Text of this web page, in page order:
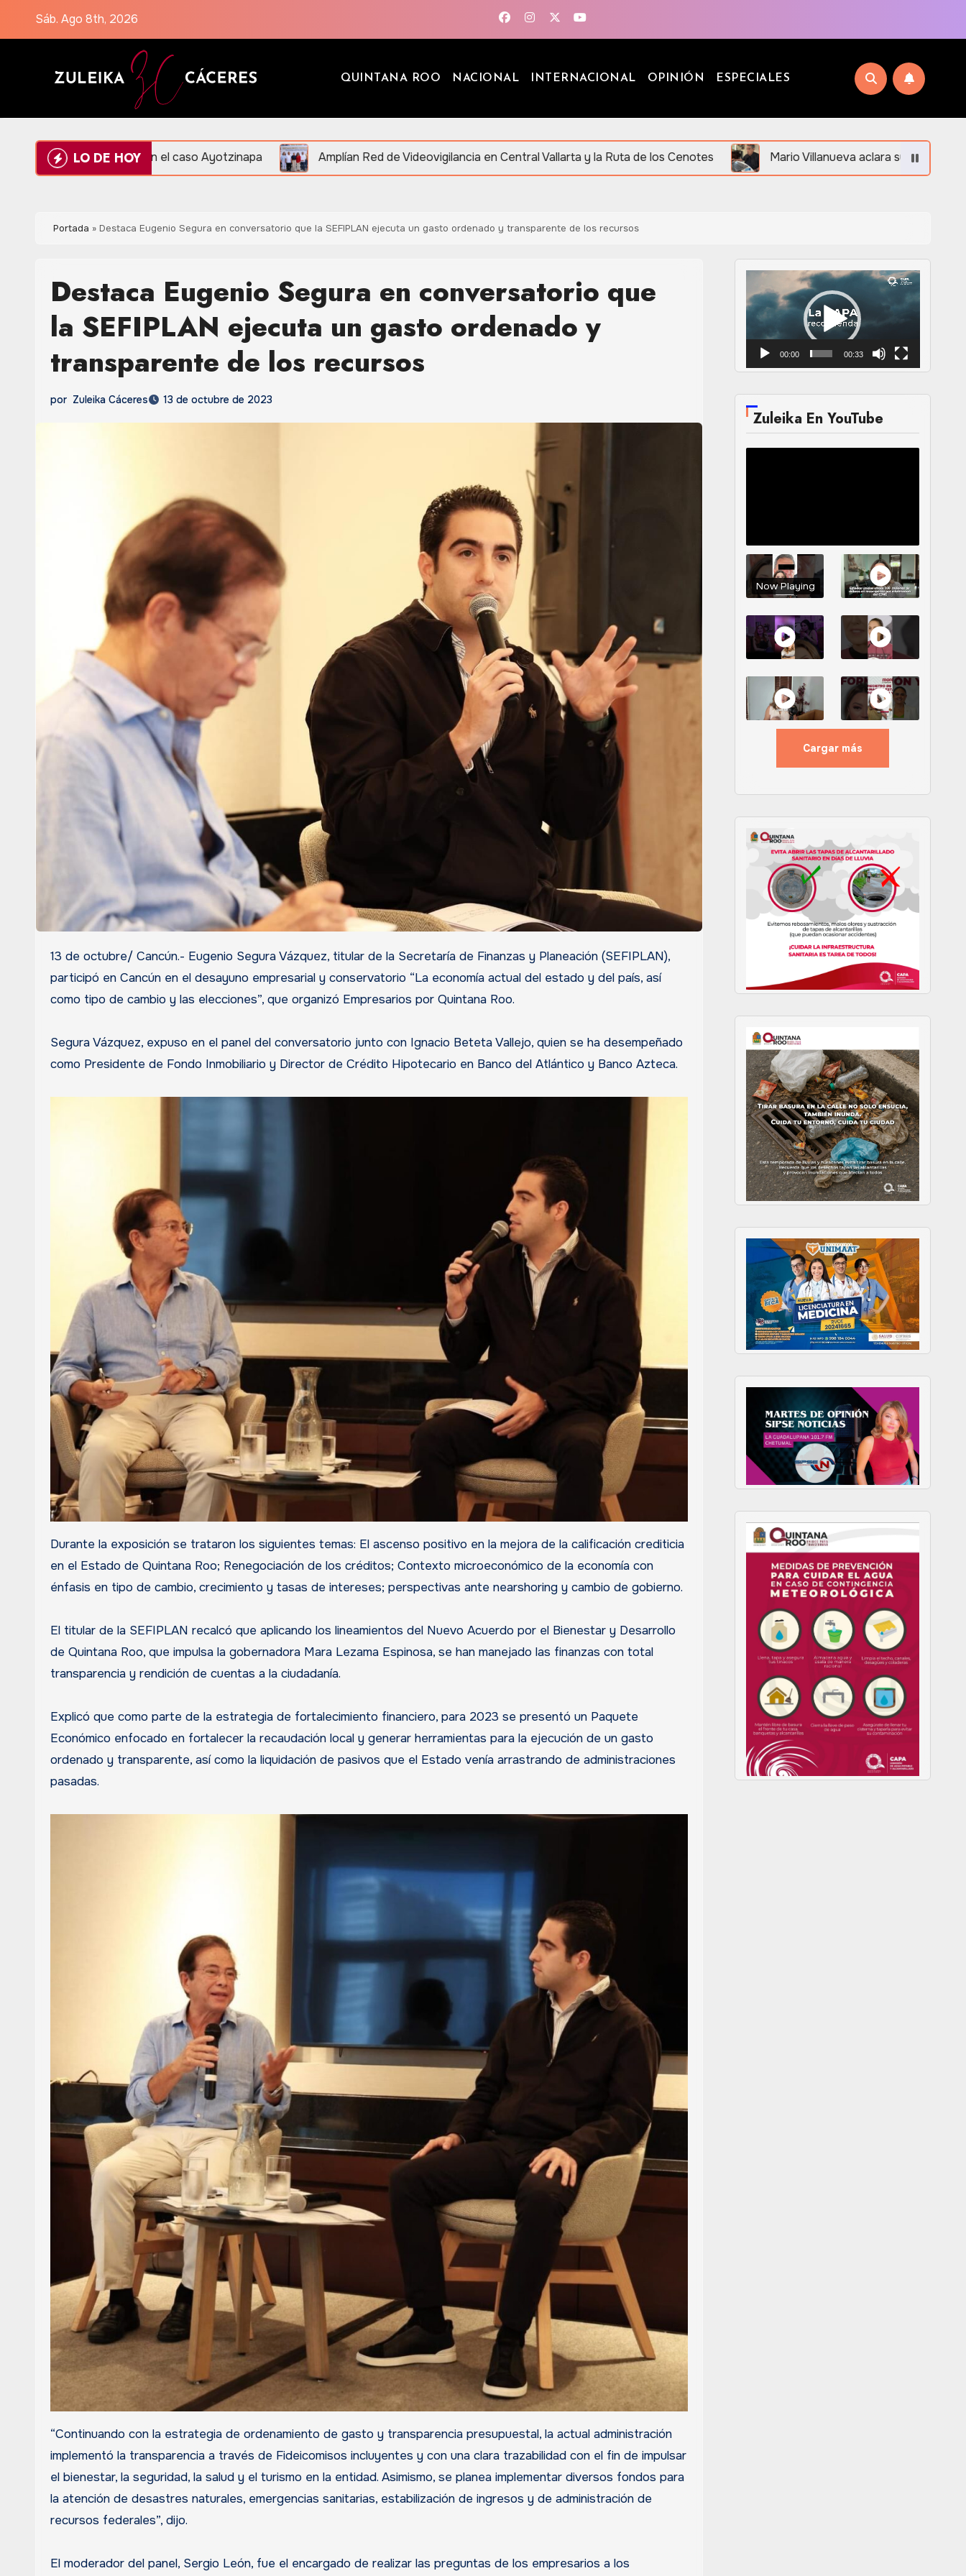
Sáb. Ago 8th, 2026
QUINTANA ROO NACIONAL INTERNACIONAL OPINIÓN ESPECIALES
LO DE HOY
en el caso Ayotzinapa Amplían Red de Videovigilancia en Central Vallarta y la Ruta de los Cenotes Mario Villanueva aclara su situación legal ante
Portada » Destaca Eugenio Segura en conversatorio que la SEFIPLAN ejecuta un gasto ordenado y transparente de los recursos
Destaca Eugenio Segura en conversatorio que
la SEFIPLAN ejecuta un gasto ordenado y
transparente de los recursos
por Zuleika Cáceres 13 de octubre de 2023
13 de octubre/ Cancún.- Eugenio Segura Vázquez, titular de la Secretaría de Finanzas y Planeación (SEFIPLAN),
participó en Cancún en el desayuno empresarial y conservatorio “La economía actual del estado y del país, así
como tipo de cambio y las elecciones”, que organizó Empresarios por Quintana Roo.
Segura Vázquez, expuso en el panel del conversatorio junto con Ignacio Beteta Vallejo, quien se ha desempeñado
como Presidente de Fondo Inmobiliario y Director de Crédito Hipotecario en Banco del Atlántico y Banco Azteca.
Durante la exposición se trataron los siguientes temas: El ascenso positivo en la mejora de la calificación crediticia
en el Estado de Quintana Roo; Renegociación de los créditos; Contexto microeconómico de la economía con
énfasis en tipo de cambio, crecimiento y tasas de intereses; perspectivas ante nearshoring y cambio de gobierno.
El titular de la SEFIPLAN recalcó que aplicando los lineamientos del Nuevo Acuerdo por el Bienestar y Desarrollo
de Quintana Roo, que impulsa la gobernadora Mara Lezama Espinosa, se han manejado las finanzas con total
transparencia y rendición de cuentas a la ciudadanía.
Explicó que como parte de la estrategia de fortalecimiento financiero, para 2023 se presentó un Paquete
Económico enfocado en fortalecer la recaudación local y generar herramientas para la ejecución de un gasto
ordenado y transparente, así como la liquidación de pasivos que el Estado venía arrastrando de administraciones
pasadas.
“Continuando con la estrategia de ordenamiento de gasto y transparencia presupuestal, la actual administración
implementó la transparencia a través de Fideicomisos incluyentes y con una clara trazabilidad con el fin de impulsar
el bienestar, la seguridad, la salud y el turismo en la entidad. Asimismo, se planea implementar diversos fondos para
la atención de desastres naturales, emergencias sanitarias, estabilización de ingresos y de administración de
recursos federales”, dijo.
El moderador del panel, Sergio León, fue el encargado de realizar las preguntas de los empresarios a los
Reproductor
de
vídeo
00:00 00:33
Zuleika En YouTube
Now Playing
Cargar más